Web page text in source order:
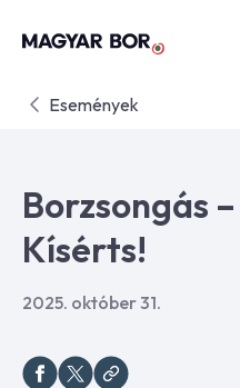
Események
Borzsongás
Kísérts!
2025. október 31.